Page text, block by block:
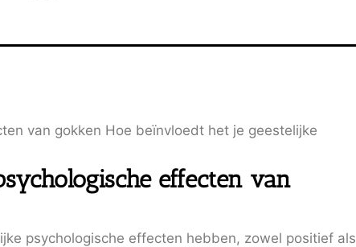
van gokken Hoe beïnvloedt het je geestelijke
effecten van
psychologische effecten hebben, zowel positief als